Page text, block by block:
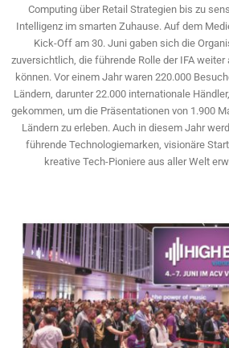
Computing über Retail Strategien bis zu
Intelligenz im smarten Zuhause. Auf dem
Kick-Off am 30. Juni gaben sich die
zuversichtlich, die führende Rolle der IFA weiter
können. Vor einem Jahr ­waren 220.000
Ländern, ­darunter 22.000 internationale
gekommen, um die Präsen­tationen von 1.900
Ländern zu erleben. Auch in diesem Jahr
führende Technologiemarken, visionäre
kreative Tech-Pioniere aus aller Welt